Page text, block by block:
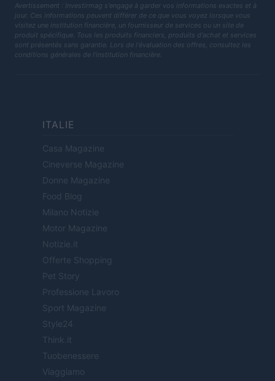
Avertissement : Investirmag s'engage à garder vos informations exactes et à
jour. Ces informations peuvent différer de ce que vous voyez lorsque vous
visitez une institution financière, un fournisseur de services ou un site de
produit spécifique. Tous les produits financiers, produits d'achat et services
sont présentés sans garantie. Lors de l'évaluation des offres, consultez les
conditions générales de l'institution financière.
ITALIE
Casa Magazine
Cineverse Magazine
Donne Magazine
Food Blog
Milano Notizie
Motor Magazine
Notizie.it
Offerte Shopping
Pet Story
Professione Lavoro
Sport Magazine
Style24
Think.it
Tuobenessere
Viaggiamo